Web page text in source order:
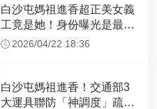
白沙屯媽祖進香超正美女義
工竟是她！身份曝光是最美
禮生 一輩子不結婚
2026/04/22 18:36
白沙屯媽祖進香！交通部3
大運具聯防「神調度」疏運